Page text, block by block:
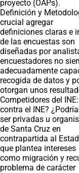
proyecto (OAPs).
Definición y
crucial agregar
definiciones claras e
de las encuestas son
diseñadas por
encuestadores no
adecuadamente
recogida de datos y
otorgan unos
Competidores del
contra el INE?
ser privadas u
de Santa Cruz en
contrapartida al
que plantea intereses
como migración y
problema de carácter